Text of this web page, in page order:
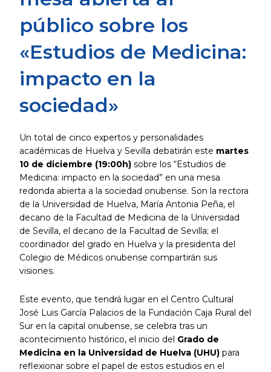
público sobre los
«Estudios de Medicina:
impacto en la
sociedad»
Un total de cinco expertos y personalidades
académicas de Huelva y Sevilla debatirán este martes
10 de diciembre (19:00h)sobre los “Estudios de
Medicina: impacto en la sociedad” en una mesa
redonda abierta a la sociedad onubense. Son la rectora
de la Universidad de Huelva, María Antonia Peña, el
decano de la Facultad de Medicina de la Universidad
de Sevilla, el decano de la Facultad de Sevilla; el
coordinador del grado en Huelva y la presidenta del
Colegio de Médicos onubense compartirán sus
visiones.
Este evento, que tendrá lugar en el Centro Cultural
José Luis García Palacios de la Fundación Caja Rural del
Sur en la capital onubense, se celebra tras un
acontecimiento histórico, el inicio del Grado de
Medicina en la Universidad de Huelva (UHU)para
reflexionar sobre el papel de estos estudios en el